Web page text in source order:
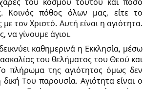
Κοινός πόθος όλων μας, είτε το
τον Χριστό. Αυτή είναι η αγιότητα.
να γίνουμε άγιοι.
καθημερινά η Εκκλησία, μέσω
του θελήματος του Θεού και
πλήρωμα της αγιότητος όμως δεν
Του παρουσία. Αγιότητα είναι ο